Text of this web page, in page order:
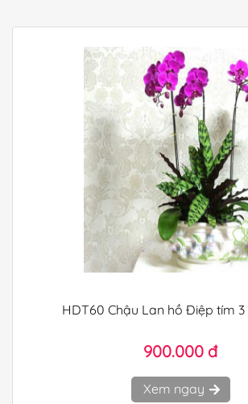
HDT60 Chậu Lan hồ Điệp tím
900.000 đ
Xem ngay